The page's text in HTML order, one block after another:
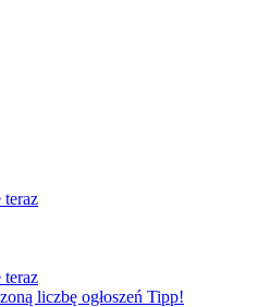
teraz
teraz
liczbę ogłoszeń Tipp!